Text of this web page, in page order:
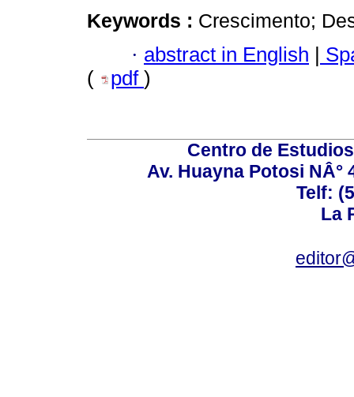
Keywords : Crescimento;
· abstract in English |
(
pdf )
Centro de
Av. Huayna Potosi NÂ°
Telf:
La